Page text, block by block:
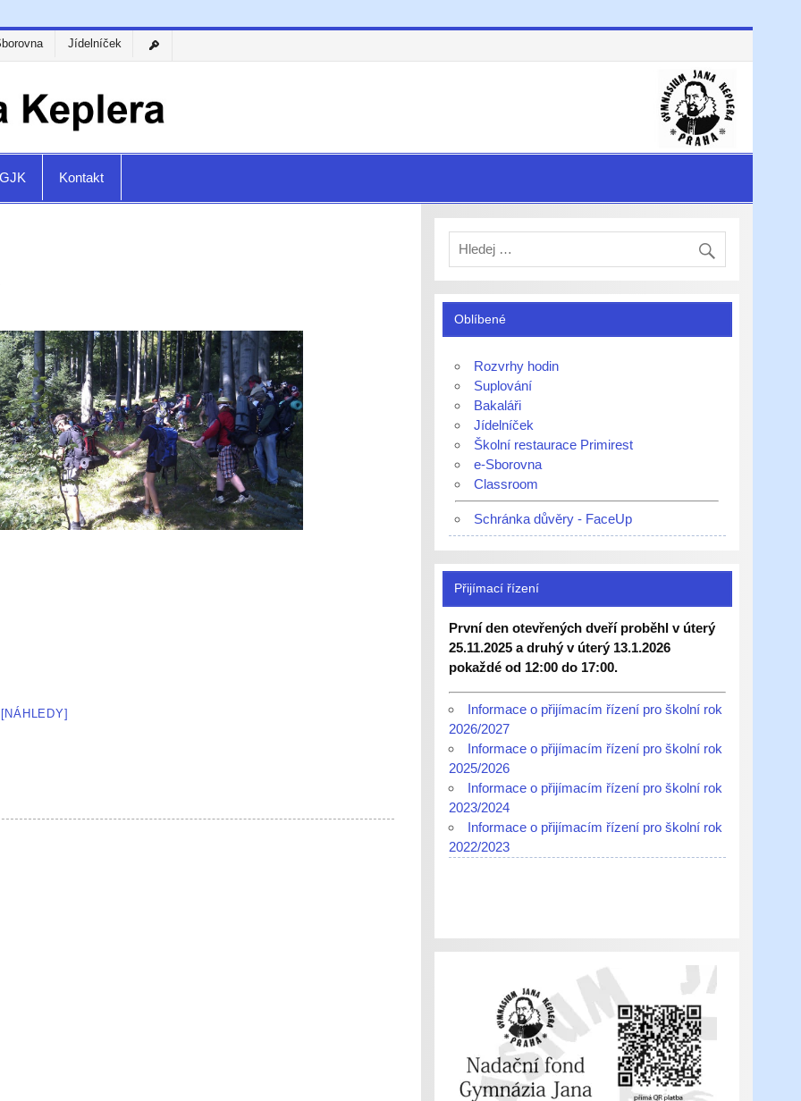
Jídelníček
Kontakt
[NÁHLEDY]
Oblíbené
Rozvrhy hodin
Suplování
Bakaláři
Jídelníček
Školní restaurace Primirest
e-Sborovna
Classroom
Schránka důvěry - FaceUp
Přijímací řízení
První den otevřených dveří proběhl v úterý
25.11.2025 a druhý v úterý 13.1.2026
pokaždé od 12:00 do 17:00.
Informace o přijímacím řízení pro školní rok
2026/2027
Informace o přijímacím řízení pro školní rok
2025/2026
Informace o přijímacím řízení pro školní rok
2023/2024
Informace o přijímacím řízení pro školní rok
2022/2023